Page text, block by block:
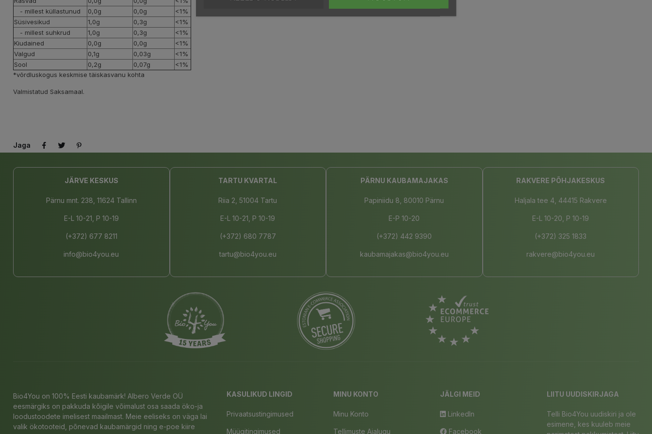
- millest küllastunud
0,0g 0,0g
<1%
Süsivesikud
1,0g 0,3g
<1%
- millest suhkrud
1,0g 0,3g
<1%
Kiudained
0,0g 0,0g
<1%
Valgud
0,1g 0,03g
<1%
Sool
0,2g 0,07g
<1%
*võrdluskogus keskmise täiskasvanu kohta
Valmistatud Saksamaal.
Jaga
JÄRVE KESKUS
Pärnu mnt. 238, 11624 Tallinn
E-L 10-21, P 10-19
(+372) 677 8211
info@bio4you.eu
TARTU KVARTAL
Riia 2, 51004 Tartu
E-L 10-21, P 10-19
(+372) 680 7787
tartu@bio4you.eu
PÄRNU KAUBAMAJAKAS
Papiniidu 8, 80010 Pärnu
E-P 10-20
(+372) 442 9390
kaubamajakas@bio4you.eu
RAKVERE PÕHJAKESKUS
Haljala tee 4, 44415 Rakvere
E-L 10-20, P 10-19
(+372) 325 1833
rakvere@bio4you.eu
Bio4You on 100% Eesti kaubamärk! Albero Verde OÜ
eesmärgiks on pakkuda kõigile võimalust osa saada öko-ja
loodustoodete imelisest maailmast. Meie eeliseks on väga lai
valik ökotooteid, põnevad kaubamärgid ning e-poe kiire
KASULIKUD LINGID
Privaatsustingimused
Müügitingimused
MINU KONTO
Minu Konto
Tellimuste Ajalugu
JÄLGI MEID
LinkedIn
Facebook
LIITU UUDISKIRJAGA
Telli Bio4You uudiskiri ja ole
esimene, kes kuuleb meie